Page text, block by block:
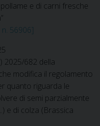
e di carni fresche
n. 56906]
2025/682 della
modifica il regolamento
quanto riguarda le
di semi parzialmente
e di colza (Brassica